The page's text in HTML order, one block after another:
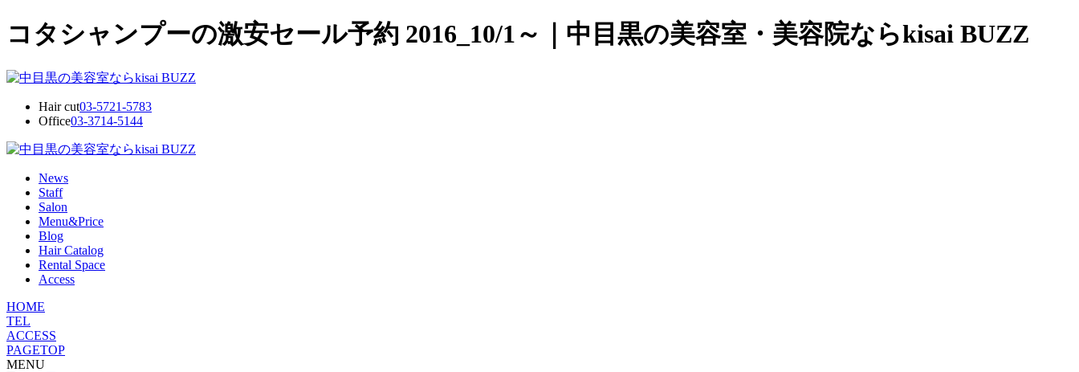
コタシャンプーの激安セール予約 2016_10/1～｜中目黒の美容室・美容院ならkisai BUZZ
Hair cut03-5721-5783
Office03-3714-5144
News
Staff
Salon
Menu&Price
Blog
Hair Catalog
Rental Space
Access
HOME
TEL
ACCESS
PAGETOP
MENU